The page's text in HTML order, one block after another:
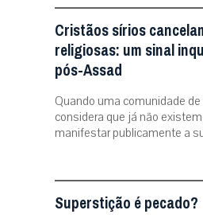
Cristãos sírios
religiosas: um sinal
pós-Assad
Quando uma comunidade
considera que já não
manifestar publicamente a
Superstição é pecado?